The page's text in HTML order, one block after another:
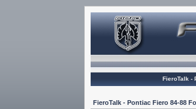
FieroTalk -
FieroTalk - Pontiac Fiero 84-88